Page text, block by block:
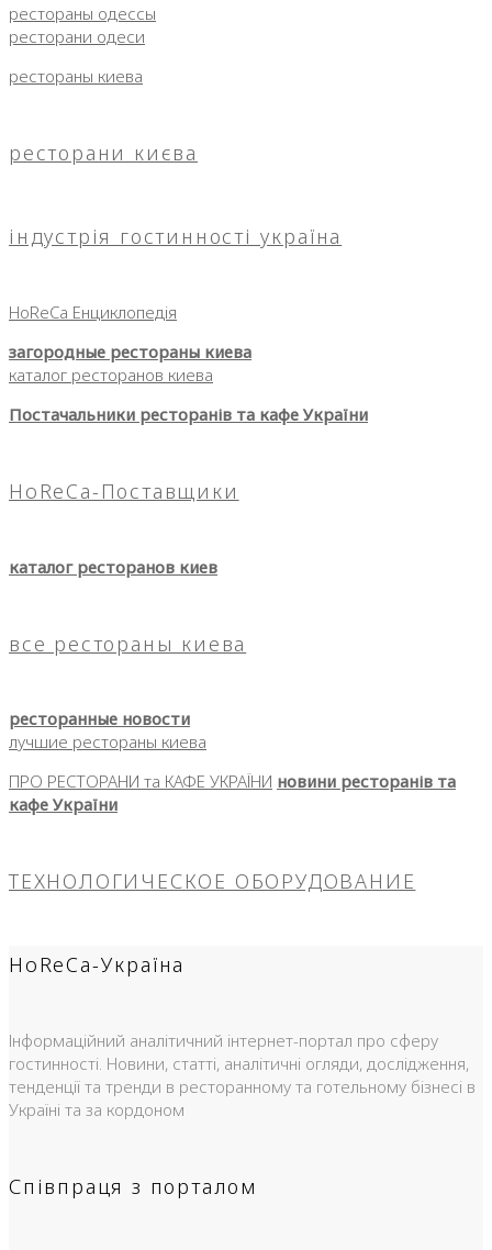
рестораны одессы
ресторани одеси
рестораны киева
ресторани києва
індустрія гостинності україна
HoReCa Енциклопедія
загородные рестораны киева
каталог ресторанов киева
Постачальники ресторанів та кафе України
HoReCa-Поставщики
каталог ресторанов киев
все рестораны киева
ресторанные новости
лучшие рестораны киева
ПРО РЕСТОРАНИ та КАФЕ УКРАЇНИ новини ресторанів та
кафе України
ТЕХНОЛОГИЧЕСКОЕ ОБОРУДОВАНИЕ
HoReCa-Україна
Інформаційний аналітичний інтернет-портал про сферу
гостинності. Новини, статті, аналітичні огляди, дослідження,
тенденції та тренди в ресторанному та готельному бізнесі в
Україні та за кордоном
Співпраця з порталом